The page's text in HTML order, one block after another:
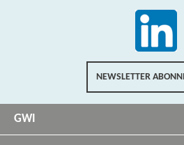
NEWSLETTER
GWI